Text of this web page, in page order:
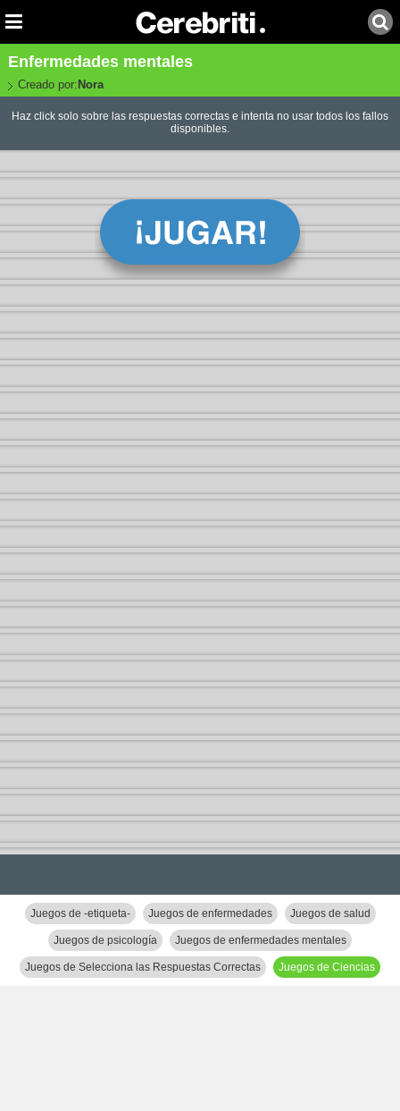
Enfermedades mentales
Creado por: Nora
Haz click solo sobre las respuestas correctas e intenta no usar todos los fallos
disponibles.
Juegos de -etiqueta- Juegos de enfermedades Juegos de salud
Juegos de psicología Juegos de enfermedades mentales
Juegos de Selecciona las Respuestas Correctas Juegos de Ciencias